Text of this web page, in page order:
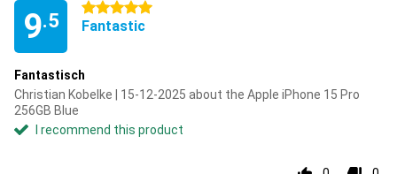
9.5
5 stars
Fantastic
Fantastisch
Christian Kobelke | 15-12-2025 about the Apple iPhone 15 Pro
256GB Blue
I recommend this product